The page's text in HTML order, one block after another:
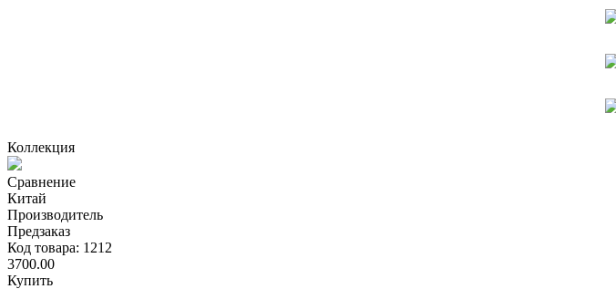
Коллекция
Сравнение
Китай
Производитель
Предзаказ
Код товара: 1212
3700.00
Купить